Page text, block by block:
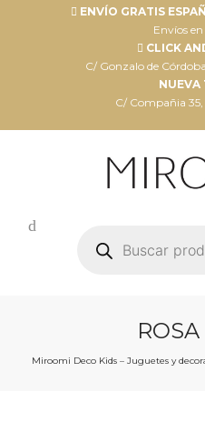
ENVÍO GRATIS
Envíos
CLICK
C/ Gonzalo de
NUEVA
C/ Compañia
productos
Miroomi Deco Kids – Juguetes y